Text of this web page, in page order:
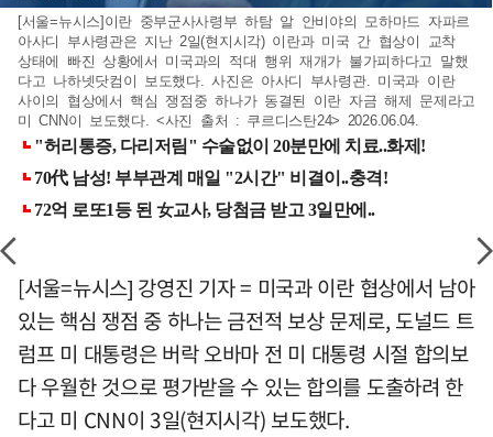
[서울=뉴시스]이란 중부군사사령부 하탐 알 안비야의 모하마드 자파르
아사디 부사령관은 지난 2일(현지시각) 이란과 미국 간 협상이 교착
상태에 빠진 상황에서 미국과의 적대 행위 재개가 불가피하다고 말했
다고 나하넷닷컴이 보도했다. 사진은 아사디 부사령관. 미국과 이란
사이의 협상에서 핵심 쟁점중 하나가 동결된 이란 자금 해제 문제라고
미 CNN이 보도했다. <사진 출처 : 쿠르디스탄24> 2026.06.04.
[서울=뉴시스] 강영진 기자 = 미국과 이란 협상에서 남아
있는 핵심 쟁점 중 하나는 금전적 보상 문제로, 도널드 트
럼프 미 대통령은 버락 오바마 전 미 대통령 시절 합의보
다 우월한 것으로 평가받을 수 있는 합의를 도출하려 한
다고 미 CNN이 3일(현지시각) 보도했다.